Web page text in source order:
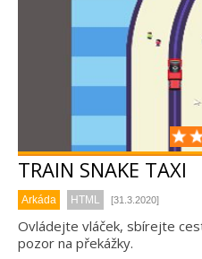
TRAIN SNAKE TAXI
Arkáda HTML [31.3.2020]
Ovládejte vláček, sbírejte
pozor na překážky.